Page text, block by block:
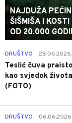
NAJDUŽA
ŠIŠMIŠA I KOSTI
OD 20.000
DRUŠTVO 28.06.2026.
Teslić čuva
kao svjedok
(FOTO)
DRUŠTVO 06.06.2026.